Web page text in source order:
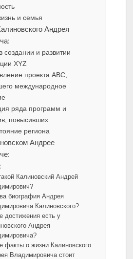
и семья
Андрея
создании и развитии
XYZ
проекта ABC,
международное
ряда программ и
повысивших
региона
Андрее
Калиновский Андрей
биография Андрея
Калиновского?
достижения есть у
Андрея
факты о жизни Калиновского
Владимировича стоит